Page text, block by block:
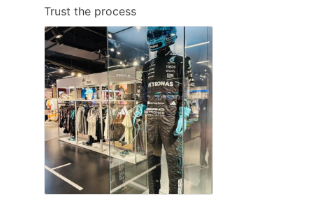
Trust the process